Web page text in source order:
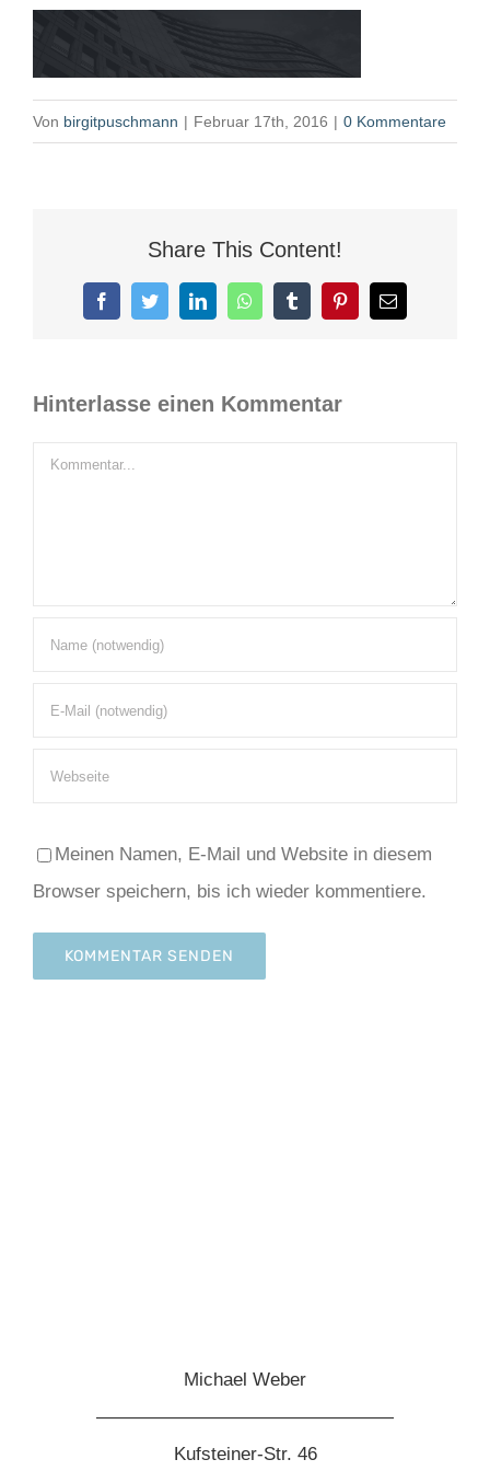
Von birgitpuschmann | Februar 17th, 2016 | 0 Kommentare
Share This Content!
FacebookTwitterLinkedInWhatsAppTumblrPinterest
E-
Hinterlasse einen Kommentar
Kommentar
Meinen Namen, E-Mail und Website in diesem
Browser speichern, bis ich wieder kommentiere.
Michael Weber
————————————————
Kufsteiner-Str. 46